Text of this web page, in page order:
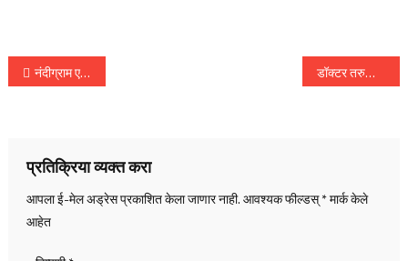
पोस्टचे
नंदीग्राम एक्सप्रेसच्या शौचालयामध्ये सापडला मृतदेह, काही दिवसांपूर्वी त्याच्यावर विनयभंगाचा गुन्हा दाखल डॉक्टर तरुणीवर बलात्कार करून निर्घृण हत्या, ब्लूटूथ ईयरबडच्या तुकड्यामुळे आरोपी पोलिसांच्या जाळ्यात
प्रतिक्रिया व्यक्त करा
आपला ई-मेल अड्रेस प्रकाशित केला जाणार नाही.आवश्यक फील्डस्*मार्क केले
आहेत